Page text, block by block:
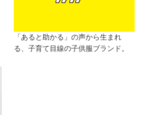
「あると助かる」の声から生まれ
る、子育て目線の子供服ブランド。